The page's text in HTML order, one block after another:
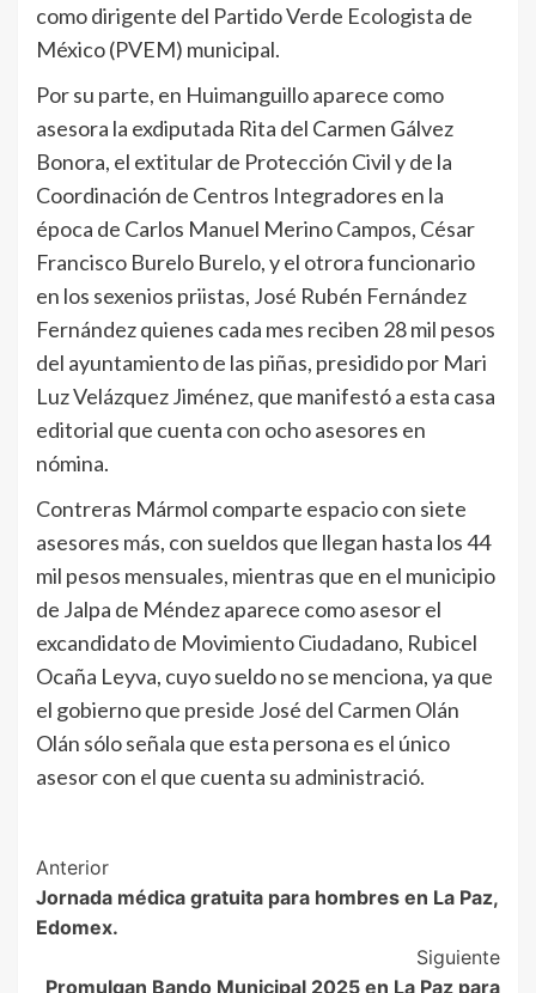
como dirigente del Partido Verde Ecologista de
México (PVEM) municipal.
Por su parte, en Huimanguillo aparece como
asesora la exdiputada Rita del Carmen Gálvez
Bonora, el extitular de Protección Civil y de la
Coordinación de Centros Integradores en la
época de Carlos Manuel Merino Campos, César
Francisco Burelo Burelo, y el otrora funcionario
en los sexenios priistas, José Rubén Fernández
Fernández quienes cada mes reciben 28 mil pesos
del ayuntamiento de las piñas, presidido por Mari
Luz Velázquez Jiménez, que manifestó a esta casa
editorial que cuenta con ocho asesores en
nómina.
Contreras Mármol comparte espacio con siete
asesores más, con sueldos que llegan hasta los 44
mil pesos mensuales, mientras que en el municipio
de Jalpa de Méndez aparece como asesor el
excandidato de Movimiento Ciudadano, Rubicel
Ocaña Leyva, cuyo sueldo no se menciona, ya que
el gobierno que preside José del Carmen Olán
Olán sólo señala que esta persona es el único
asesor con el que cuenta su administració.
Post
Navigation
Anterior
Jornada médica gratuita para hombres en La Paz,
Edomex.
Siguiente
Promulgan Bando Municipal 2025 en La Paz para